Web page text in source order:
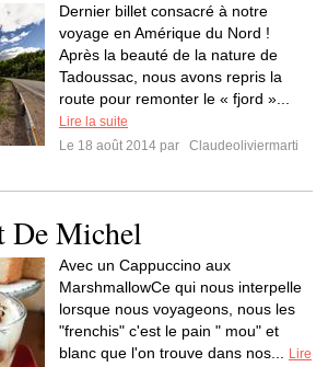
Dernier billet consacré à notre
voyage en Amérique du Nord !
Après la beauté de la nature de
Tadoussac, nous avons repris la
route pour remonter le « fjord »...
Lire la suite
Le 18 août 2014 par
Claudeoliviermarti
De Michel
Avec un Cappuccino aux
MarshmallowCe qui nous interpelle
lorsque nous voyageons, nous les
"frenchis" c'est le pain " mou" et
blanc que l'on trouve dans nos...
Lire